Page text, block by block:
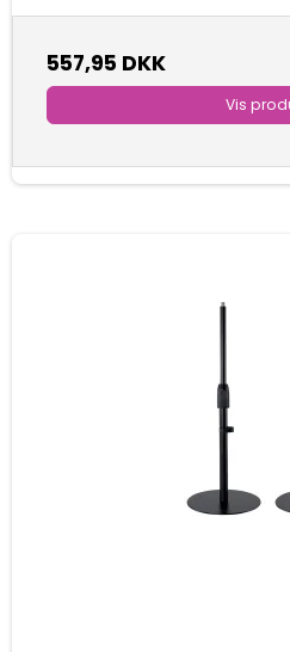
557,95 DKK
Vis